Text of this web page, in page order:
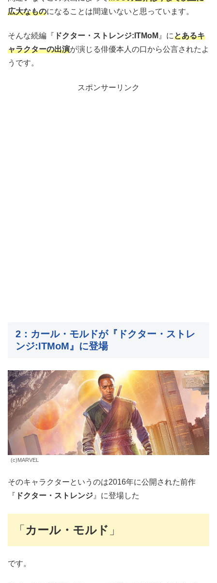
広大なものになることは間違いないと思っています。
そんな続編『 ドクター・ストレンジ:ITMoM 』にとあるキ
ャラクターの出演が演じる俳優本人の口から公言されたよ
うです。
スポンサーリンク
2：カール・モルドが『ドクター・ストレ
ンジ:ITMoM』に登場
(c)MARVEL
そのキャラクターというのは2016年に公開された前作
『 ドクター・ストレンジ 』に登場した
「カール・モルド 」
です。